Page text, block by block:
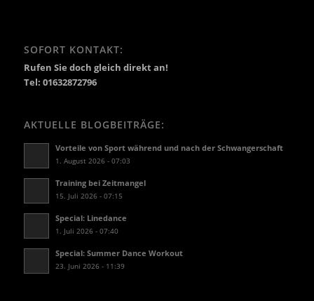
SOFORT KONTAKT:
Rufen Sie doch gleich direkt an!
Tel: 01632872796
AKTUELLE BLOGBEITRÄGE:
Vorteile von Sport während und nach der Schwangerschaft
1. August 2026 - 07:03
Training bei Zeitmangel
15. Juli 2026 - 07:15
Special: Linedance
1. Juli 2026 - 07:40
Special: Summer Dance Workout
23. Juni 2026 - 11:39